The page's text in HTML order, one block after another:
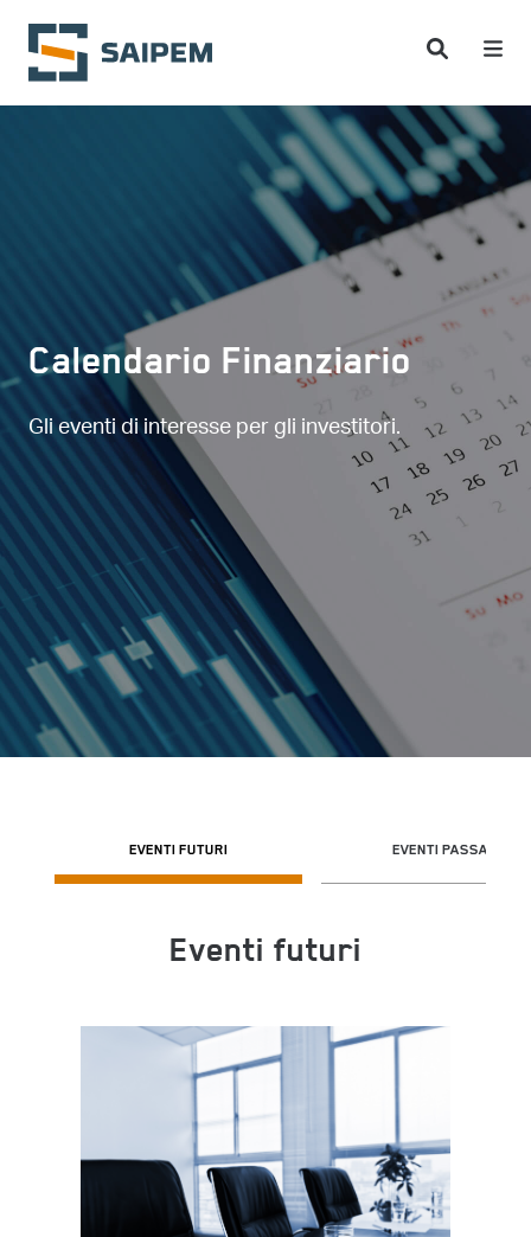
Salta al contenuto principale
Calendario Finanziario
Gli eventi di interesse per gli investitori.
EVENTI FUTURI EVENTI PASSATI
Eventi futuri